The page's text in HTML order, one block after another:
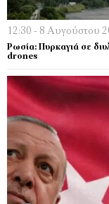
12:30 - 8 Αυγούστου
Ρωσία: Πυρκαγιά σε
drones